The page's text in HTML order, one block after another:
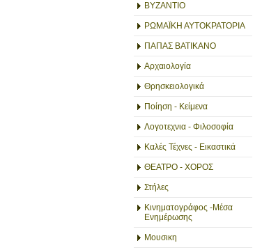
ΒΥΖΑΝΤΙΟ
ΡΩΜΑΪΚΗ ΑΥΤΟΚΡΑΤΟΡΙΑ
ΠΑΠΑΣ ΒΑΤΙΚΑΝΟ
Αρχαιολογία
Θρησκειολογικά
Ποίηση - Κείμενα
Λογοτεχνια - Φιλοσοφία
Καλές Τέχνες - Εικαστικά
ΘΕΑΤΡΟ - ΧΟΡΟΣ
Στήλες
Κινηματογράφος -Μέσα
Ενημέρωσης
Μουσικη